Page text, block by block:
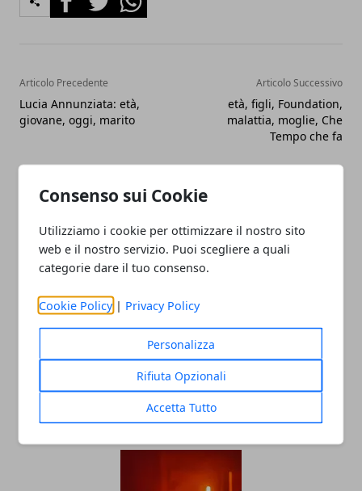
Consenso sui Cookie
Utilizziamo i cookie per ottimizzare il nostro sito
web e il nostro servizio. Puoi scegliere a quali
categorie dare il tuo consenso.
Cookie Policy | Privacy Policy
Personalizza
Rifiuta Opzionali
Accetta Tutto
Articolo Precedente
Lucia Annunziata: età,
giovane, oggi, marito
Articolo Successivo
età, figli, Foundation,
malattia, moglie, Che
Tempo che fa
Redazione